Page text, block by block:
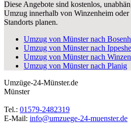
Diese Angebote sind kostenlos,
Umzug innerhalb von Winzenheim oder
Standorts planen.
Umzug von Münster nach
Umzug von Münster nach
Umzug von Münster nach
Umzug von Münster nach Planig
Umzüge-24-Münster.de
Münster
Tel.: 01579-2482319
E-Mail: info@umzuege-24-muenster.de